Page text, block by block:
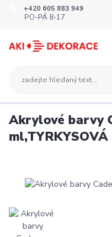
+420 605 883 949
PO-PÁ 8-17
Akrylové barvy
ml,TYRKYSOVÁ